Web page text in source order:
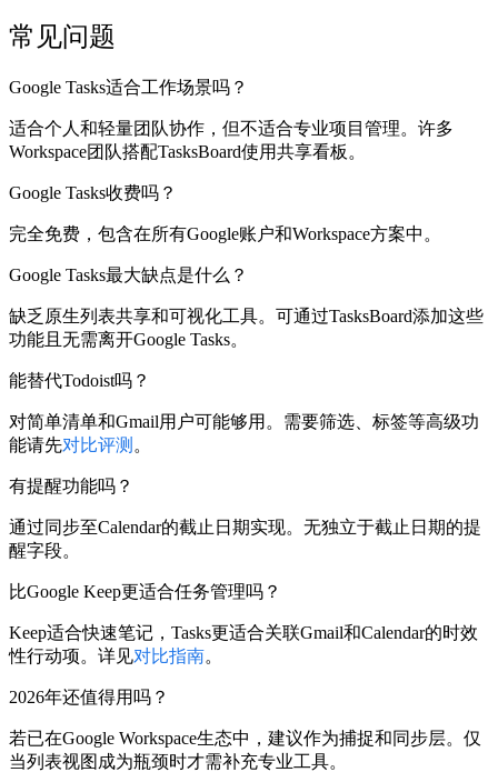
常见问题
Google Tasks适合工作场景吗？
适合个人和轻量团队协作，但不适合专业项目管理。许多
Workspace团队搭配TasksBoard使用共享看板。
Google Tasks收费吗？
完全免费，包含在所有Google账户和Workspace方案中。
Google Tasks最大缺点是什么？
缺乏原生列表共享和可视化工具。可通过TasksBoard添加这些
功能且无需离开Google Tasks。
能替代Todoist吗？
对简单清单和Gmail用户可能够用。需要筛选、标签等高级功
能请先对比评测 。
有提醒功能吗？
通过同步至Calendar的截止日期实现。无独立于截止日期的提
醒字段。
比Google Keep更适合任务管理吗？
Keep适合快速笔记，Tasks更适合关联Gmail和Calendar的时效
性行动项。详见对比指南。
2026年还值得用吗？
若已在Google Workspace生态中，建议作为捕捉和同步层。仅
当列表视图成为瓶颈时才需补充专业工具。